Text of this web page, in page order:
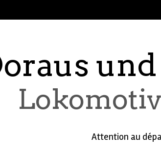
Attention au